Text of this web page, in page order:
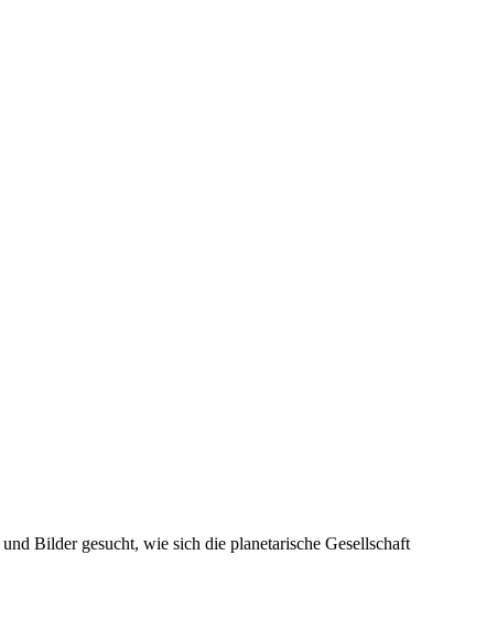
Bilder gesucht, wie sich die planetarische Gesellschaft